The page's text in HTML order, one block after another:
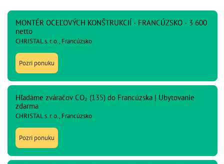
MONTÉR OCEĽOVÝCH KONŠTRUKCIÍ - FRANCÚZSKO - 3 600
netto
CHRISTAL s. r. o., Francúzsko
Pozri ponuku
Hľadáme zváračov CO₂ (135) do Francúzska | Ubytovanie
zdarma
CHRISTAL s. r. o., Francúzsko
Pozri ponuku